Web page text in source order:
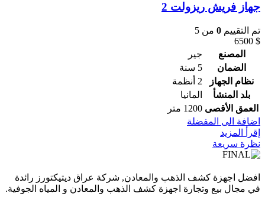
جهاز فريش ريزولت 2
تم التقييم 0 من 5
6500 $
المصنع
جير
الضمان
5 سنة
نظام الجهاز
2 أنظمة
بلد المنشأ
المانيا
العمق الأقصى 1200 متر
اضافة الى المفضلة
إقرأ المزيد
نظرة سريعة
افضل اجهزة كشف الذهب والمعادن, شركة عراق ديتيكتورز رائدة
في مجال بيع وتجارة اجهزة كشف الذهب والمعادن و المياه الجوفية.